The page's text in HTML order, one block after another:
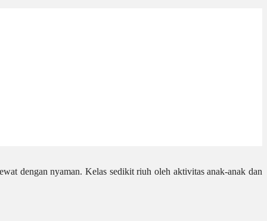
dengan nyaman. Kelas sedikit riuh oleh aktivitas anak-anak dan